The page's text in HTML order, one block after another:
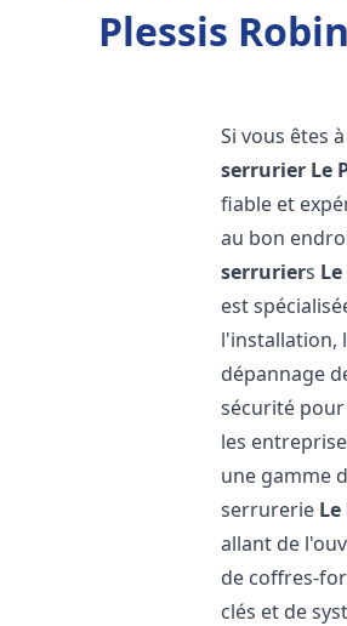
Plessis
Si vous êtes
serrurier Le
fiable et
au bon
serruriers
est
l'installation,
dépannage
sécurité
les
une gamme
serrurerie
allant de
de coffres-
clés et de